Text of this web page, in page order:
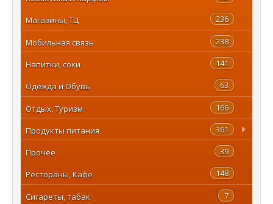
236
Магазины, ТЦ
238
Мобильная связь
141
Напитки, соки
63
Одежда и Обувь
166
Отдых, Туризм
361
Продукты питания
39
Прочее
148
Рестораны, Кафе
7
Сигареты, табак